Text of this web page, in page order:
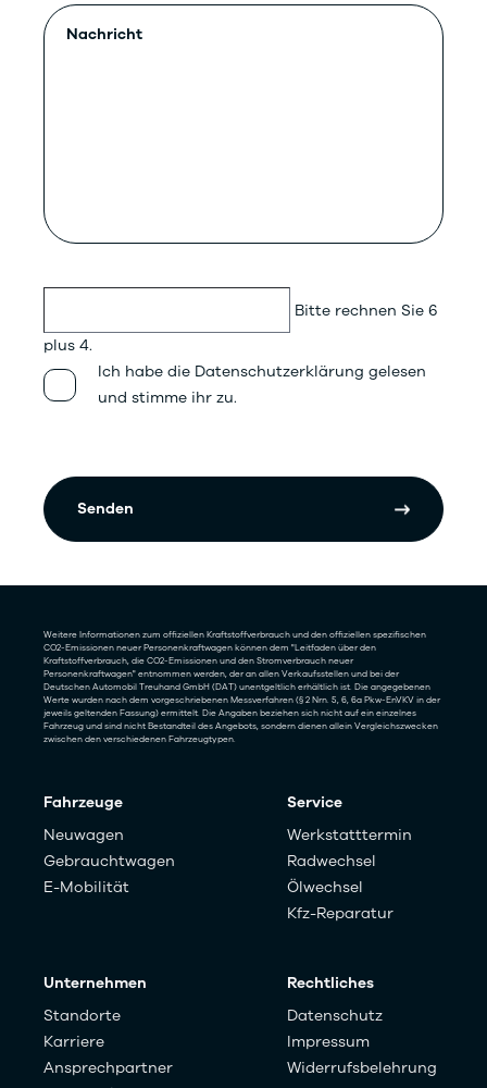
Bitte rechnen Sie 6
plus 4.
Ich habe die Datenschutzerklärung gelesen
und stimme ihr zu.
Senden
Weitere Informationen zum offiziellen Kraftstoffverbrauch und den offiziellen spezifischen
CO2-Emissionen neuer Personenkraftwagen können dem "Leitfaden über den
Kraftstoffverbrauch, die CO2-Emissionen und den Stromverbrauch neuer
Personenkraftwagen" entnommen werden, der an allen Verkaufsstellen und bei der
Deutschen Automobil Treuhand GmbH (DAT) unentgeltlich erhältlich ist. Die angegebenen
Werte wurden nach dem vorgeschriebenen Messverfahren (§ 2 Nrn. 5, 6, 6a Pkw-EnVKV in der
jeweils geltenden Fassung) ermittelt. Die Angaben beziehen sich nicht auf ein einzelnes
Fahrzeug und sind nicht Bestandteil des Angebots, sondern dienen allein Vergleichszwecken
zwischen den verschiedenen Fahrzeugtypen.
Fahrzeuge
Neuwagen
Gebrauchtwagen
E-Mobilität
Service
Werkstatttermin
Radwechsel
Ölwechsel
Kfz-Reparatur
Unternehmen
Standorte
Karriere
Ansprechpartner
Rechtliches
Datenschutz
Impressum
Widerrufsbelehrung